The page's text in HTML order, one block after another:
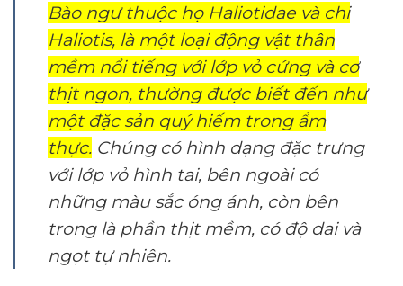
Bào ngư thuộc họ Haliotidae và chi
Haliotis, là một loại động vật thân
mềm nổi tiếng với lớp vỏ cứng và cơ
thịt ngon, thường được biết đến như
một đặc sản quý hiếm trong ẩm
thực. Chúng có hình dạng đặc trưng
với lớp vỏ hình tai, bên ngoài có
những màu sắc óng ánh, còn bên
trong là phần thịt mềm, có độ dai và
ngọt tự nhiên.